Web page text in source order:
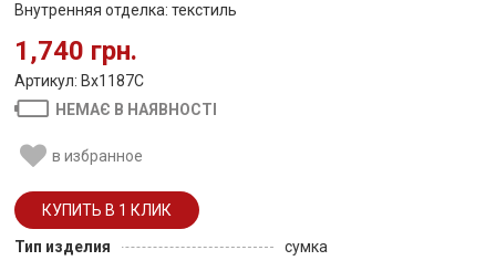
Внутренняя отделка: текстиль
1,740 грн.
Артикул: Bx1187C
НЕМАЄ В НАЯВНОСТІ
в избранное
Тип изделия
сумка